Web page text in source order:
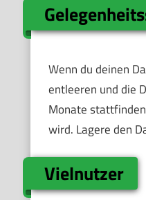
Wenn du deinen
entleeren und die
Monate
wird. Lagere den
Vielnutzer